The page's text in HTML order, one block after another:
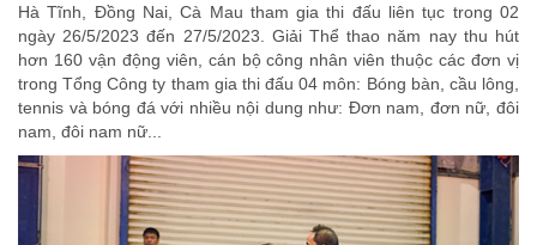
Hà Tĩnh, Đồng Nai, Cà Mau tham gia thi đấu liên tục trong 02
ngày 26/5/2023 đến 27/5/2023. Giải Thể thao năm nay thu hút
hơn 160 vận động viên, cán bộ công nhân viên thuộc các đơn vị
trong Tổng Công ty tham gia thi đấu 04 môn: Bóng bàn, cầu lông,
tennis và bóng đá với nhiều nội dung như: Đơn nam, đơn nữ, đôi
nam, đôi nam nữ...